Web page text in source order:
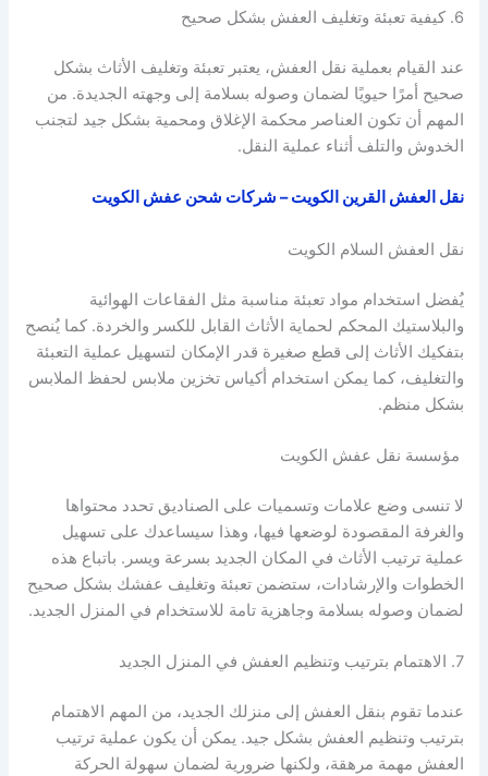
6. كيفية تعبئة وتغليف العفش بشكل صحيح
عند القيام بعملية نقل العفش، يعتبر تعبئة وتغليف الأثاث بشكل
صحيح أمرًا حيويًا لضمان وصوله بسلامة إلى وجهته الجديدة. من
المهم أن تكون العناصر محكمة الإغلاق ومحمية بشكل جيد لتجنب
الخدوش والتلف أثناء عملية النقل.
نقل العفش القرين الكويت – شركات شحن عفش الكويت
نقل العفش السلام الكويت
يُفضل استخدام مواد تعبئة مناسبة مثل الفقاعات الهوائية
والبلاستيك المحكم لحماية الأثاث القابل للكسر والخردة. كما يُنصح
بتفكيك الأثاث إلى قطع صغيرة قدر الإمكان لتسهيل عملية التعبئة
والتغليف، كما يمكن استخدام أكياس تخزين ملابس لحفظ الملابس
بشكل منظم.
مؤسسة نقل عفش الكويت
لا تنسى وضع علامات وتسميات على الصناديق تحدد محتواها
والغرفة المقصودة لوضعها فيها، وهذا سيساعدك على تسهيل
عملية ترتيب الأثاث في المكان الجديد بسرعة ويسر. باتباع هذه
الخطوات والإرشادات، ستضمن تعبئة وتغليف عفشك بشكل صحيح
لضمان وصوله بسلامة وجاهزية تامة للاستخدام في المنزل الجديد.
7. الاهتمام بترتيب وتنظيم العفش في المنزل الجديد
عندما تقوم بنقل العفش إلى منزلك الجديد، من المهم الاهتمام
بترتيب وتنظيم العفش بشكل جيد. يمكن أن يكون عملية ترتيب
العفش مهمة مرهقة، ولكنها ضرورية لضمان سهولة الحركة